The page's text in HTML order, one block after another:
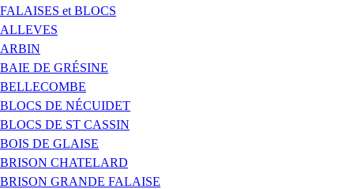
FALAISES et BLOCS
ALLEVES
ARBIN
BAIE DE GRÉSINE
BELLECOMBE
BLOCS DE NÉCUIDET
BLOCS DE ST CASSIN
BOIS DE GLAISE
BRISON CHATELARD
BRISON GRANDE FALAISE